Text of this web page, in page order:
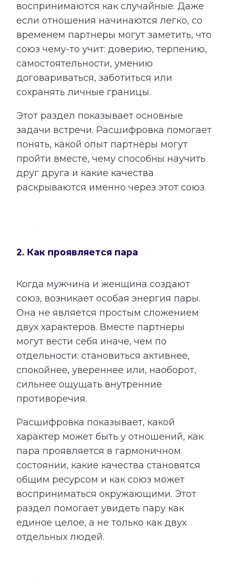
воспринимаются как случайные. Даже
если отношения начинаются легко, со
временем партнеры могут заметить, что
союз чему-то учит: доверию, терпению,
самостоятельности, умению
договариваться, заботиться или
сохранять личные границы.
Этот раздел показывает основные
задачи встречи. Расшифровка помогает
понять, какой опыт партнеры могут
пройти вместе, чему способны научить
друг друга и какие качества
раскрываются именно через этот союз.
2. Как проявляется пара
Когда мужчина и женщина создают
союз, возникает особая энергия пары.
Она не является простым сложением
двух характеров. Вместе партнеры
могут вести себя иначе, чем по
отдельности: становиться активнее,
спокойнее, увереннее или, наоборот,
сильнее ощущать внутренние
противоречия.
Расшифровка показывает, какой
характер может быть у отношений, как
пара проявляется в гармоничном
состоянии, какие качества становятся
общим ресурсом и как союз может
восприниматься окружающими. Этот
раздел помогает увидеть пару как
единое целое, а не только как двух
отдельных людей.